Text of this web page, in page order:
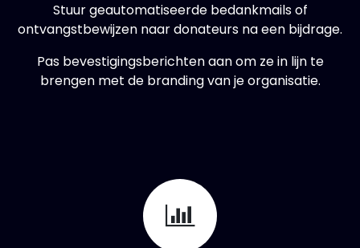
Stuur geautomatiseerde bedankmails of
ontvangstbewijzen naar donateurs na een bijdrage.
Pas bevestigingsberichten aan om ze in lijn te
brengen met de branding van je organisatie.